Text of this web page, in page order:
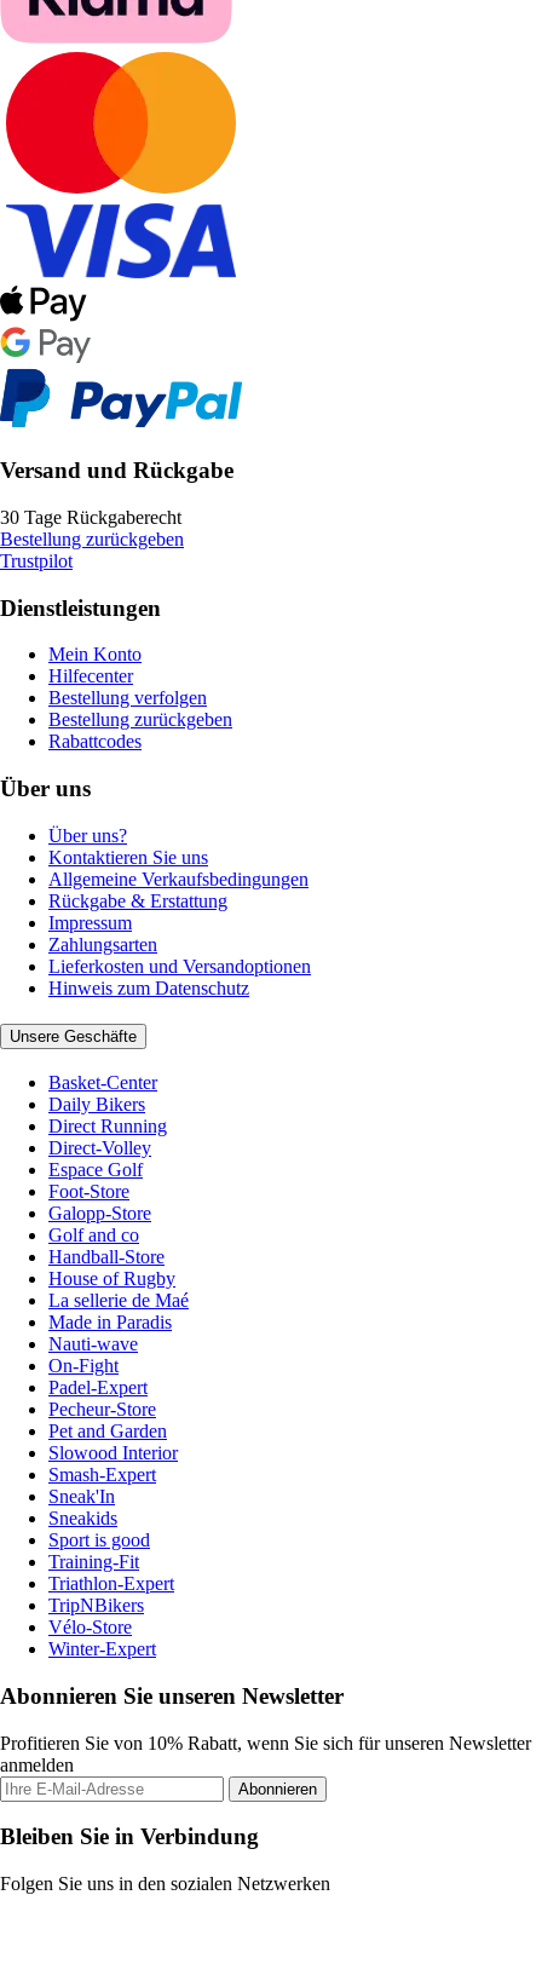
Versand und Rückgabe
30 Tage Rückgaberecht
Bestellung zurückgeben
Trustpilot
Dienstleistungen
Mein Konto
Hilfecenter
Bestellung verfolgen
Bestellung zurückgeben
Rabattcodes
Über uns
Über uns?
Kontaktieren Sie uns
Allgemeine Verkaufsbedingungen
Rückgabe & Erstattung
Impressum
Zahlungsarten
Lieferkosten und Versandoptionen
Hinweis zum Datenschutz
Unsere Geschäfte
Basket-Center
Daily Bikers
Direct Running
Direct-Volley
Espace Golf
Foot-Store
Galopp-Store
Golf and co
Handball-Store
House of Rugby
La sellerie de Maé
Made in Paradis
Nauti-wave
On-Fight
Padel-Expert
Pecheur-Store
Pet and Garden
Slowood Interior
Smash-Expert
Sneak'In
Sneakids
Sport is good
Training-Fit
Triathlon-Expert
TripNBikers
Vélo-Store
Winter-Expert
Abonnieren Sie unseren Newsletter
Profitieren Sie von 10% Rabatt, wenn Sie sich für unseren Newsletter
anmelden
Abonnieren
Bleiben Sie in Verbindung
Folgen Sie uns in den sozialen Netzwerken